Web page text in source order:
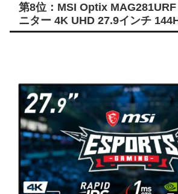
第8位：MSI Optix
ニター 4K UHD 27.9インチ